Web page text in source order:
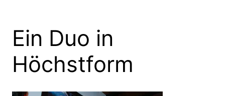
Ein Duo in
Höchstform